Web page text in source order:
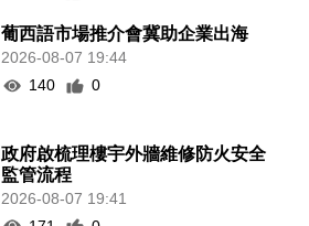
葡西語市場推介會冀助企業出海
2026-08-07 19:44
140
0
政府啟梳理樓宇外牆維修防火安全
監管流程
2026-08-07 19:41